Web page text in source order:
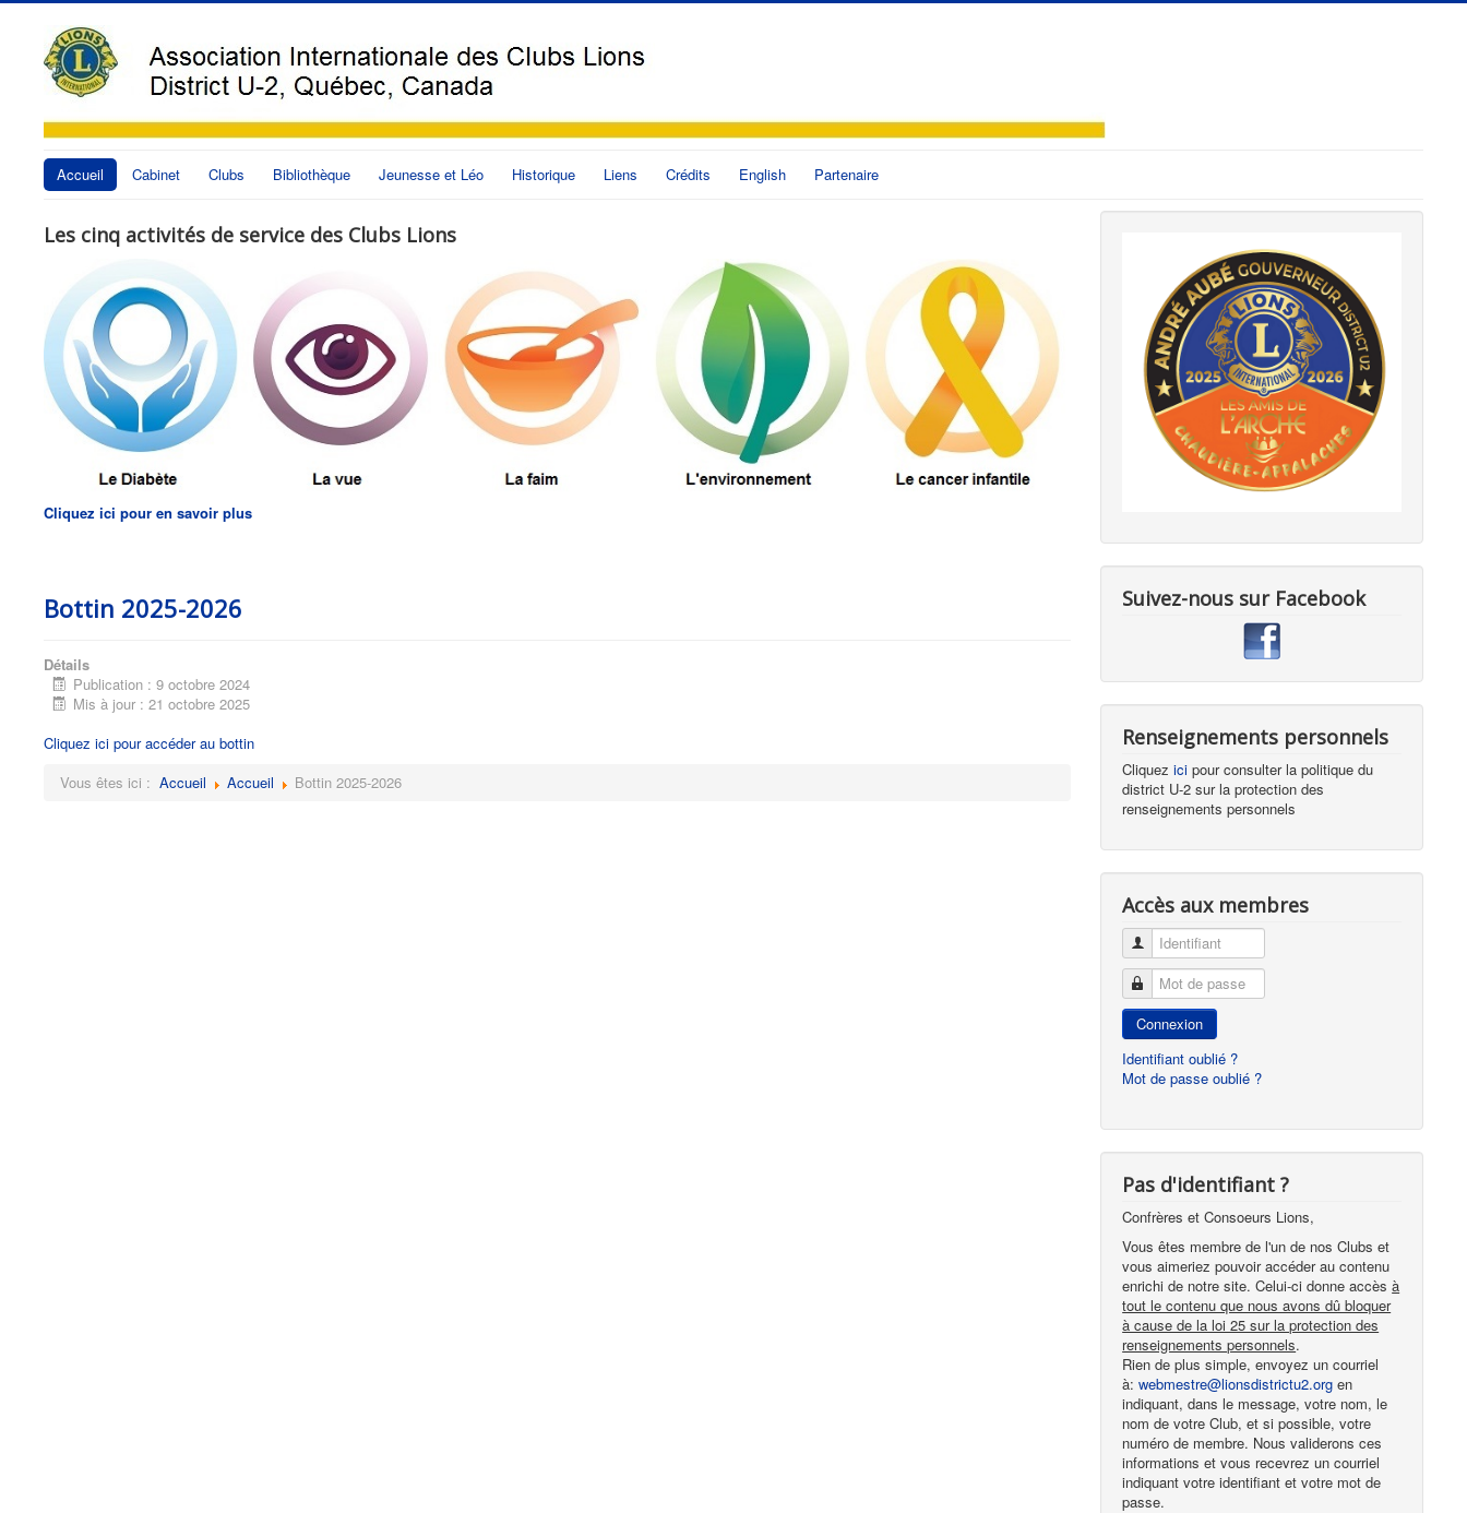
Accueil Cabinet Clubs Bibliothèque Jeunesse et Léo Historique Liens Crédits English Partenaire
Les cinq activités de service des Clubs Lions
Cliquez ici pour en savoir plus
Bottin 2025-2026
Détails
Publication : 9 octobre 2024
Mis à jour : 21 octobre 2025
Cliquez ici pour accéder au bottin
Vous êtes ici : Accueil Accueil Bottin 2025-2026
Suivez-nous sur Facebook
Renseignements personnels
Cliquezici pour consulter la politique du
district U-2 sur la protection des
renseignements personnels
Accès aux membres
Identifiant
Mot de passe
Connexion
Identifiant oublié ?
Mot de passe oublié ?
Pas d'identifiant ?
Confrères et Consoeurs Lions,
Vous êtes membre de l'un de nos Clubs et
vous aimeriez pouvoir accéder au contenu
enrichi de notre site. Celui-ci donne accèsà
tout le contenu que nous avons dû bloquer
à cause de la loi 25 sur la protection des
renseignements personnels.
Rien de plus simple, envoyez un courriel
à:webmestre@lionsdistrictu2.orgen
indiquant, dans le message, votre nom, le
nom de votre Club, et si possible, votre
numéro de membre. Nous validerons ces
informations et vous recevrez un courriel
indiquant votre identifiant et votre mot de
passe.